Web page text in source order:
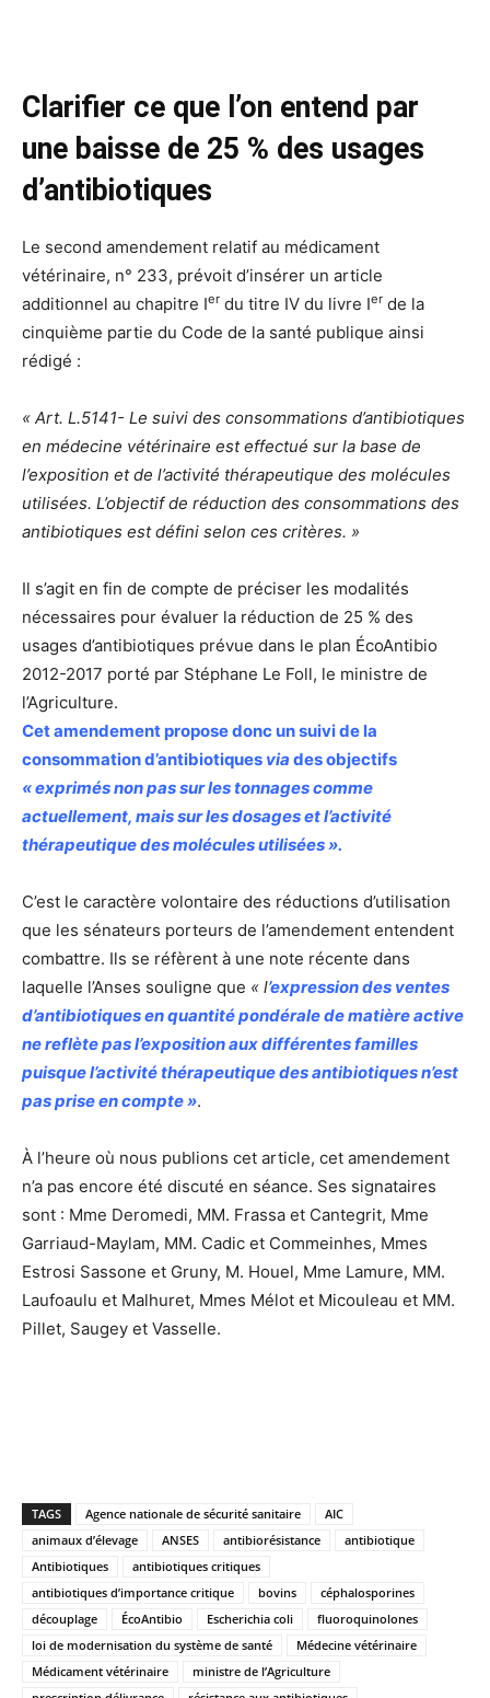
Clarifier ce que l’on entend par
une baisse de 25 % des usages
d’antibiotiques
Le second amendement relatif au médicament
vétérinaire, n° 233, prévoit d’insérer un article
additionnel au chapitre Ier du titre IV du livre Ier de la
cinquième partie du Code de la santé publique ainsi
rédigé :
« Art. L.5141- Le suivi des consommations d’antibiotiques
en médecine vétérinaire est effectué sur la base de
l’exposition et de l’activité thérapeutique des molécules
utilisées. L’objectif de réduction des consommations des
antibiotiques est défini selon ces critères. »
Il s’agit en fin de compte de préciser les modalités
nécessaires pour évaluer la réduction de 25 % des
usages d’antibiotiques prévue dans le plan ÉcoAntibio
2012-2017 porté par Stéphane Le Foll, le ministre de
l’Agriculture.
Cet amendement propose donc un suivi de la
consommation d’antibiotiques via des objectifs
« exprimés non pas sur les tonnages comme
actuellement, mais sur les dosages et l’activité
thérapeutique des molécules utilisées ».
C’est le caractère volontaire des réductions d’utilisation
que les sénateurs porteurs de l’amendement entendent
combattre. Ils se réfèrent à une note récente dans
laquelle l’Anses souligne que « l’expression des ventes
d’antibiotiques en quantité pondérale de matière active
ne reflète pas l’exposition aux différentes familles
puisque l’activité thérapeutique des antibiotiques n’est
pas prise en compte ».
À l’heure où nous publions cet article, cet amendement
n’a pas encore été discuté en séance. Ses signataires
sont : Mme Deromedi, MM. Frassa et Cantegrit, Mme
Garriaud-Maylam, MM. Cadic et Commeinhes, Mmes
Estrosi Sassone et Gruny, M. Houel, Mme Lamure, MM.
Laufoaulu et Malhuret, Mmes Mélot et Micouleau et MM.
Pillet, Saugey et Vasselle.
TAGS Agence nationale de sécurité sanitaire
AIC
animaux d’élevage
ANSES antibiorésistance
antibiotique
Antibiotiques
antibiotiques critiques
antibiotiques d’importance critique
bovins
céphalosporines
découplage
ÉcoAntibio Escherichia coli
fluoroquinolones
loi de modernisation du système de santé
Médecine vétérinaire
Médicament vétérinaire
ministre de l’Agriculture